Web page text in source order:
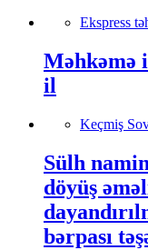
Ekspress
Məhkəmə
il
Keçmiş
Sülh
döyüş
bərpası